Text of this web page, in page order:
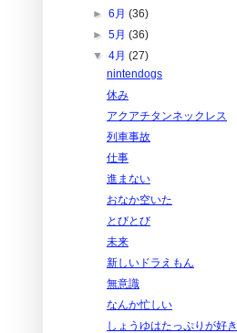
►6月(36)
►5月(36)
▼4月(27)
nintendogs
休み
アクアチタンネックレス
列車事故
仕事
進まない
おなか空いた
とびとび
未来
新しいドラえもん
無意識
なんか忙しい
しょうゆはたっぷりが好き